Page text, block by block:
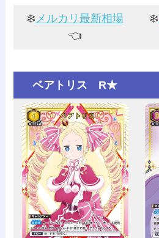
❄️メルカリ最新相場
👈️
❄️
ベアトリス R★